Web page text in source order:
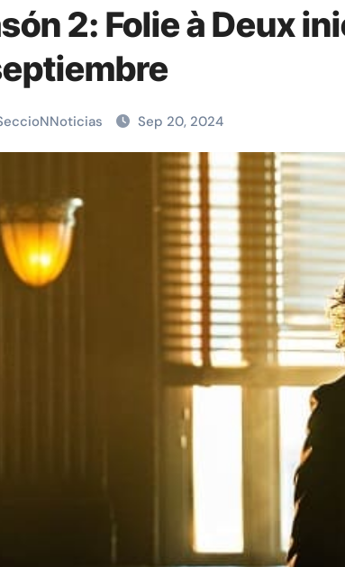
2: Folie à Deux
Sep 20, 2024